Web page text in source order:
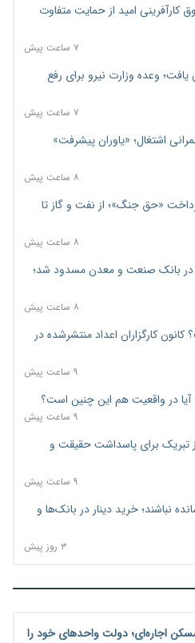
کارآفرینی امید از حمایت متفاوت
۷ ساعت پیش
کاهش یافت؛ وعده وزارت نیرو برای رفع
۷ ساعت پیش
اشتغال؛ «یاوران پیشرفت»
۸ ساعت پیش
«حق جنگ»؛ از نفت و گاز تا
۸ ساعت پیش
بانک صنعت و معدن مسدود شد؛
۸ ساعت پیش
کارگزاران اعداد منتشرشده در
۹ ساعت پیش
۹ ساعت پیش
از تبریک برای پاسداشت حقیقت و
۹ ساعت پیش
نباشند؛ خرید دینار در بانک‌ها و
۳ روز پیش
اجاره‌ای؛ دولت واحدهای خود را